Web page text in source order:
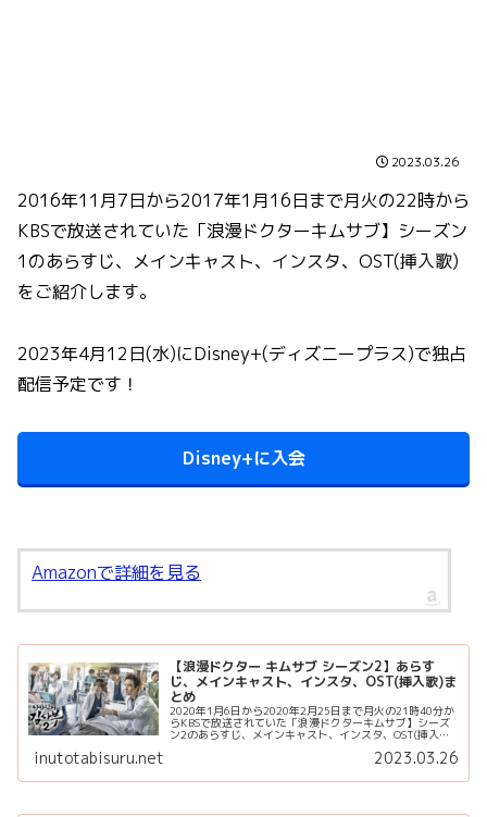
2023.03.26
2016年11月7日から2017年1月16日まで月火の22時から
KBSで放送されていた「浪漫ドクターキムサブ】シーズン
1のあらすじ、メインキャスト、インスタ、OST(挿入歌)
をご紹介します。
2023年4月12日(水)にDisney+(ディズニープラス)で独占
配信予定です！
Disney+に入会
Amazonで詳細を見る
【浪漫ドクター キムサブ シーズン2】あらす
じ、メインキャスト、インスタ、OST(挿入歌)ま
とめ
2020年1月6日から2020年2月25日まで月火の21時40分か
らKBSで放送されていた「浪漫ドクターキムサブ】シーズ
ン2のあらすじ、メインキャスト、インスタ、OST(挿入歌)
inutotabisuru.net 2023.03.26